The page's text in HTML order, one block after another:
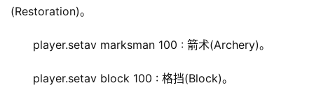
(Restoration)。
player.setav marksman 100 : 箭术(Archery)。
player.setav block 100 : 格挡(Block)。